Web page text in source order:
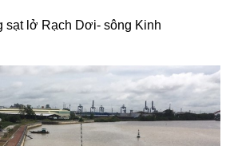
sạt lở Rạch Dơi- sông Kinh